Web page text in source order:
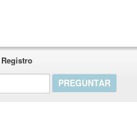
Registro